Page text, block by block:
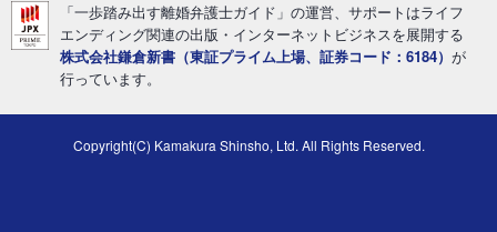
「一歩踏み出す離婚弁護士ガイド」の運営、サポートはライフ
エンディング関連の出版・インターネットビジネスを展開する
株式会社鎌倉新書（東証プライム上場、証券コード：6184） が
行っています。
Copyright(C) Kamakura Shinsho, Ltd. All Rights Reserved.